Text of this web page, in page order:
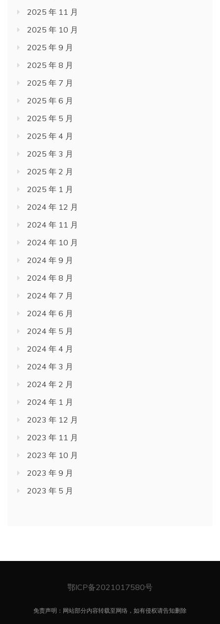
2025 年 11 月
2025 年 10 月
2025 年 9 月
2025 年 8 月
2025 年 7 月
2025 年 6 月
2025 年 5 月
2025 年 4 月
2025 年 3 月
2025 年 2 月
2025 年 1 月
2024 年 12 月
2024 年 11 月
2024 年 10 月
2024 年 9 月
2024 年 8 月
2024 年 7 月
2024 年 6 月
2024 年 5 月
2024 年 4 月
2024 年 3 月
2024 年 2 月
2024 年 1 月
2023 年 12 月
2023 年 11 月
2023 年 10 月
2023 年 9 月
2023 年 5 月
鄂ICP备2021017580号
免责声明：网站部分内容转载至网络，如有侵权请告知删除